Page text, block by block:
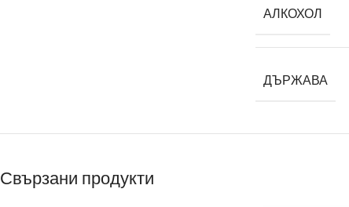
АЛКОХОЛ
ДЪРЖАВА
Свързани продукти